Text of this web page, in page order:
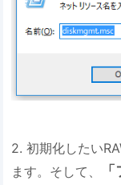
2. 初期化したい
ます。そして、